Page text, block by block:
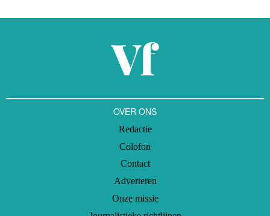
OVER ONS
Redactie
Colofon
Contact
Adverteren
Onze missie